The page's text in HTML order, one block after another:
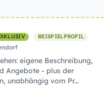
BEISPIELPROFIL
eigene Beschreibung,
Angebote - plus der
unabhängig vom Pr...